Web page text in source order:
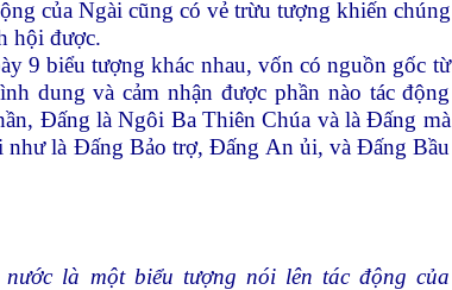
của Ngài cũng có vẻ trừu tượng khiến chúng
hội được.
9 biểu tượng khác nhau, vốn có nguồn gốc từ
dung và cảm nhận được phần nào tác động
Đấng là Ngôi Ba Thiên Chúa và là Đấng mà
là Đấng Bảo trợ, Đấng An ủi, và Đấng Bầu
là một biểu tượng nói lên tác động của